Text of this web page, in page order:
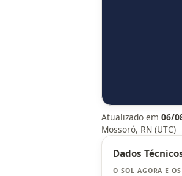
Atualizado em 06/
Mossoró, RN (UTC)
Dados
O SOL AGORA E